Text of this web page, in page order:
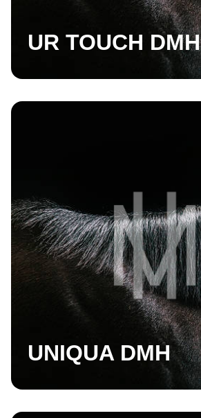
UR TOUCH DMH
UNIQUA DMH